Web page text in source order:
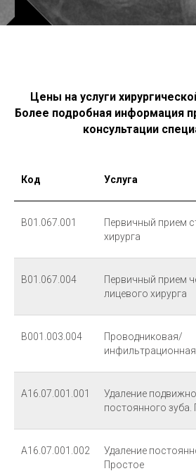
Цены на услуги
Более подробная информация
консультации
Код Услуга
В01.067.001
Первичный прием
хирурга
В01.067.004
Первичный прием
лицевого хирурга
В001.003.004
Проводниковая/
инфильтрационная
А16.07.001.001
Удаление
постоянного зуба.
А16.07.001.002
Удаление
Простое